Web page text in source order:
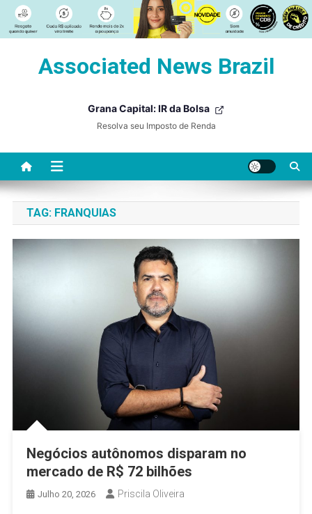
Associated News Brazil
Grana Capital: IR da Bolsa
Resolva seu Imposto de Renda
TAG: FRANQUIAS
Negócios autônomos disparam no
mercado de R$ 72 bilhões
Julho 20, 2026 Priscila Oliveira